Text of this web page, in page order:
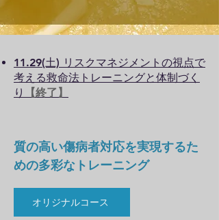
​11.29(土) リスクマネジメントの視点で
考える救命法トレーニングと体制づく
り
【終了】
​質の高い傷病者対応を実現するた
めの多彩なトレーニング
オリジナルコース